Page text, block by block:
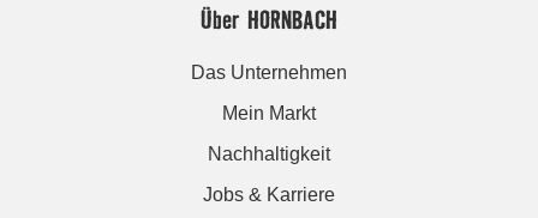
Über HORNBACH
Das Unternehmen
Mein Markt
Nachhaltigkeit
Jobs & Karriere